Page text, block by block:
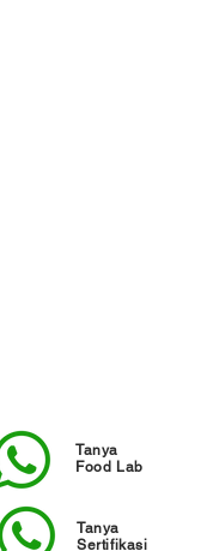
Tanya
Food Lab
Tanya
Sertifikasi